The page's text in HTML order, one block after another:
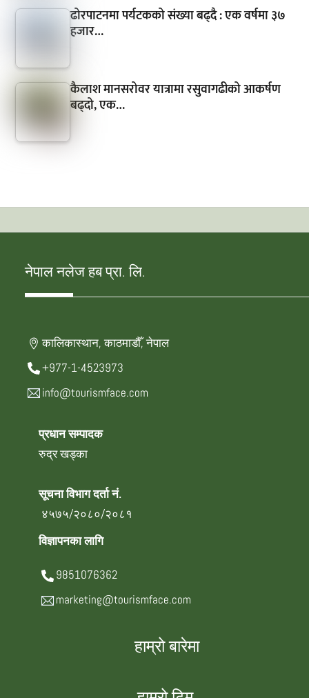
ढोरपाटनमा पर्यटकको संख्या बढ्दै : एक वर्षमा ३७
हजार…
कैलाश मानसरोवर यात्रामा रसुवागढीको आकर्षण
बढ्दो, एक…
नेपाल नलेज हब प्रा. लि.
कालिकास्थान, काठमाडौँ, नेपाल
+977-1-4523973
info@tourismface.com
प्रधान सम्पादक
रुद्र खड्का
सूचना विभाग दर्ता नं.
४५७५/२०८०/२०८१
विज्ञापनका लागि
9851076362
marketing@tourismface.com
हाम्रो बारेमा